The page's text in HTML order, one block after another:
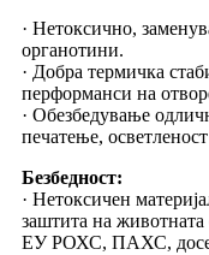
· Нетоксично,
органотини.
· Добра термичка
перформанси на
· Обезбедување
печатење,
Безбедност:
· Нетоксичен
заштита на
ЕУ РОХС, ПАХС,